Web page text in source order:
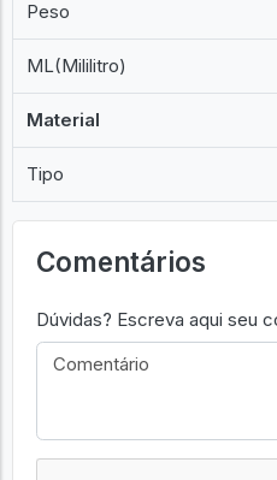
Peso
ML(Mililitro)
Material
Tipo
Comentários
Dúvidas? Escreva aqui seu